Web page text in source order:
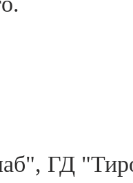
ГД